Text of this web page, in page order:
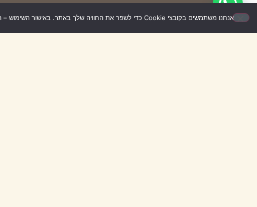
אנחנו משתמשים בקובצי Cookie כדי לשפר את החוויה שלך באתר. באישור השימוש – האתר יעבוד בצורה הטובה ביותר עבורך. אם לא תאשר/י, ייתכן שחלק מהאפשרויות לא יפעלו.